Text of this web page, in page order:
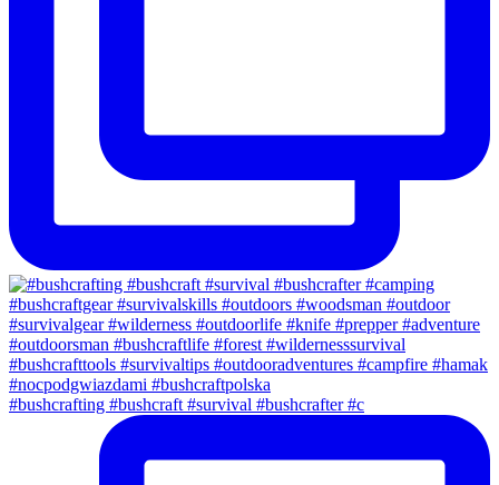
#bushcrafting #bushcraft #survival #bushcrafter #c